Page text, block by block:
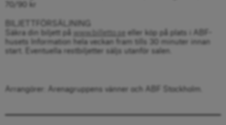
Säkra din biljett på
www.billetto.se
eller köp på plats i ABF-
husets Information hela veckan fram tills 30 minuter innan
start. Eventuella restbiljetter säljs utanför salen.
Arrangörer: Arenagruppens vänner och ABF Stockholm.